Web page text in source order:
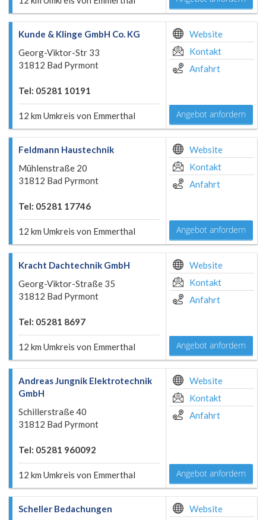
Kunde & Klinge GmbH Co. KG
Georg-Viktor-Str 33
31812 Bad Pyrmont
Tel: 05281 10191
12 km Umkreis von Emmerthal
Website
Kontakt
Anfahrt
Angebot anfordern
Feldmann Haustechnik
Mühlenstraße 20
31812 Bad Pyrmont
Tel: 05281 17746
12 km Umkreis von Emmerthal
Website
Kontakt
Anfahrt
Angebot anfordern
Kracht Dachtechnik GmbH
Georg-Viktor-Straße 35
31812 Bad Pyrmont
Tel: 05281 8697
12 km Umkreis von Emmerthal
Website
Kontakt
Anfahrt
Angebot anfordern
Andreas Jungnik Elektrotechnik
GmbH
Schillerstraße 40
31812 Bad Pyrmont
Tel: 05281 960092
12 km Umkreis von Emmerthal
Website
Kontakt
Anfahrt
Angebot anfordern
Scheller Bedachungen
Website